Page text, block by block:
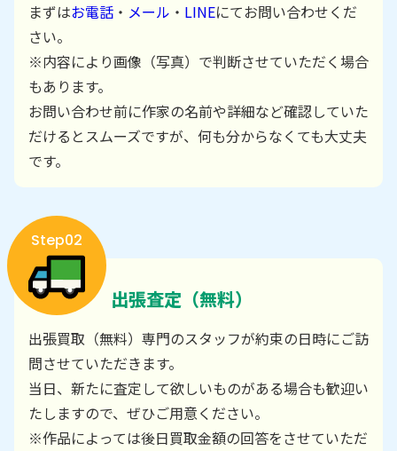
まずはお電話 ・ メール ・ LINEにてお問い合わせくだ
さい。
※内容により画像（写真）で判断させていただく場合
もあります。
お問い合わせ前に作家の名前や詳細など確認していた
だけるとスムーズですが、何も分からなくても大丈夫
です。
Step02
出張査定（無料）
出張買取（無料）専門のスタッフが約束の日時にご訪
問させていただきます。
当日、新たに査定して欲しいものがある場合も歓迎い
たしますので、ぜひご用意ください。
※作品によっては後日買取金額の回答をさせていただ